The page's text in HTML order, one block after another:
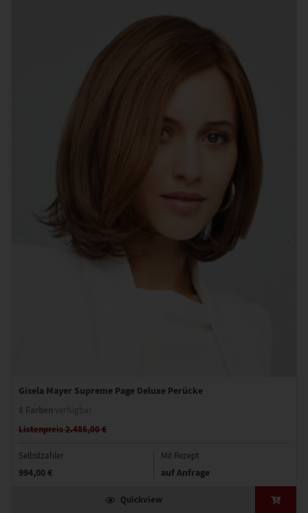
Gisela Mayer Supreme Page Deluxe Perücke
Listenpreis 2.485,00 €
Selbstzahler
994,00 €
Mit Rezept
auf Anfrage
Quickview